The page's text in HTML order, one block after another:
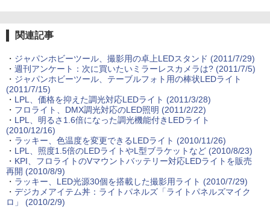
関連記事
・ ジャパンホビーツール、撮影用の卓上LEDスタンド (2011/7/29)
・ 週刊アンケート：次に買いたいミラーレスカメラは? (2011/7/5)
・ ジャパンホビーツール、テーブルフォト用の棒状LEDライト
(2011/7/15)
・ LPL、価格を抑えた調光対応LEDライト (2011/3/28)
・ フロライト、DMX調光対応のLED照明 (2011/2/22)
・ LPL、明るさ1.6倍になった調光機能付きLEDライト
(2010/12/16)
・ ラッキー、色温度を変更できるLEDライト (2010/11/26)
・ LPL、照度1.5倍のLEDライトやL型ブラケットなど (2010/8/23)
・ KPI、フロライトのVマウントバッテリー対応LEDライトを販売
再開 (2010/8/9)
・ ラッキー、LED光源30個を搭載した撮影用ライト (2010/7/29)
・ デジカメアイテム丼：ライトパネルズ「ライトパネルズマイク
ロ」 (2010/2/9)